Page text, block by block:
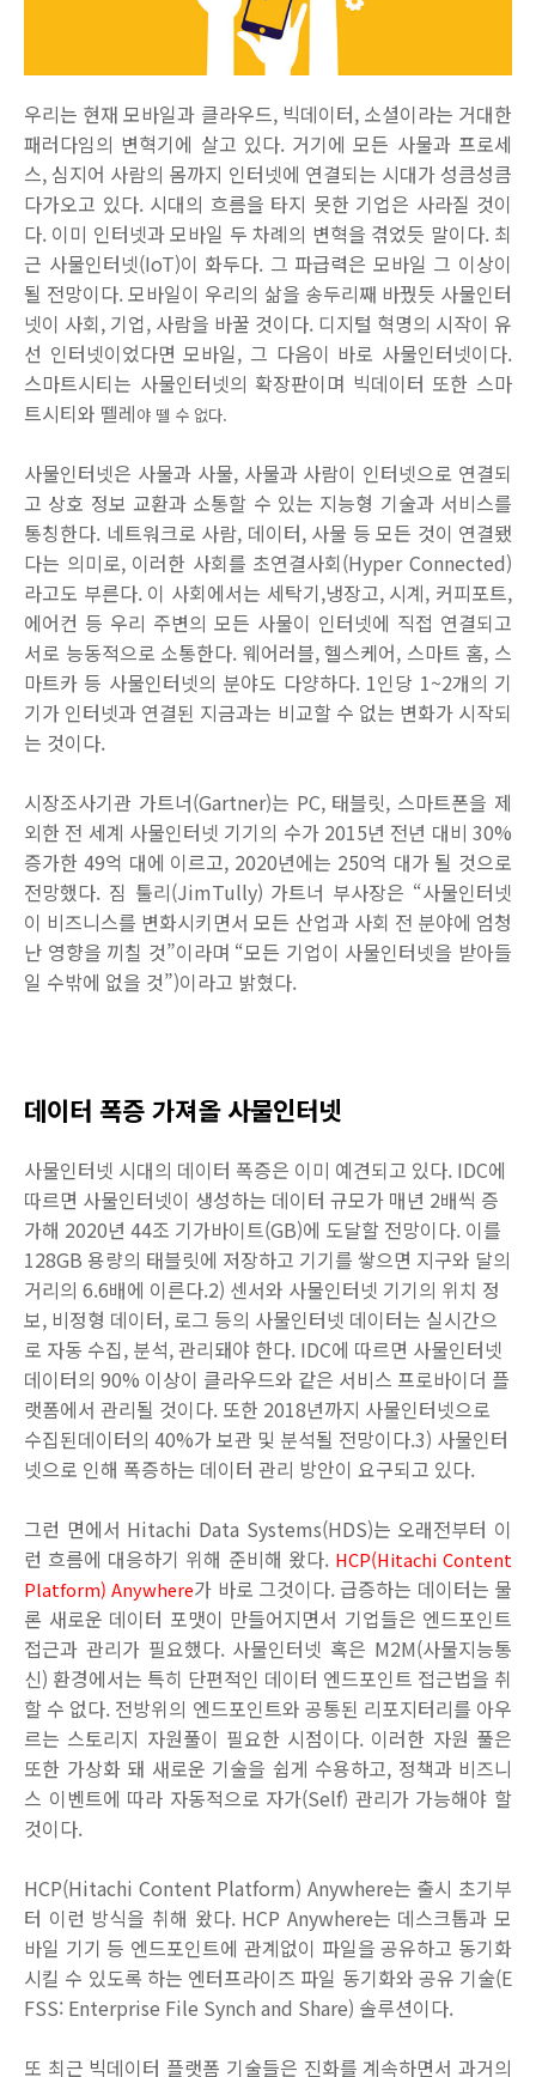
우리는 현재 모바일과 클라우드, 빅데이터, 소셜이라는 거대한
패러다임의 변혁기에 살고 있다. 거기에 모든 사물과 프로세
스, 심지어 사람의 몸까지 인터넷에 연결되는 시대가 성큼성큼
다가오고 있다. 시대의 흐름을 타지 못한 기업은 사라질 것이
다. 이미 인터넷과 모바일 두 차례의 변혁을 겪었듯 말이다. 최
근 사물인터넷(IoT)이 화두다. 그 파급력은 모바일 그 이상이
될 전망이다. 모바일이 우리의 삶을 송두리째 바꿨듯 사물인터
넷이 사회, 기업, 사람을 바꿀 것이다. 디지털 혁명의 시작이 유
선 인터넷이었다면 모바일, 그 다음이 바로 사물인터넷이다.
스마트시티는 사물인터넷의 확장판이며 빅데이터 또한 스마
트시티와 뗄레야 뗄 수 없다.
사물인터넷은 사물과 사물, 사물과 사람이 인터넷으로 연결되
고 상호 정보 교환과 소통할 수 있는 지능형 기술과 서비스를
통칭한다. 네트워크로 사람, 데이터, 사물 등 모든 것이 연결됐
다는 의미로, 이러한 사회를 초연결사회(Hyper Connected)
라고도 부른다. 이 사회에서는 세탁기,냉장고, 시계, 커피포트,
에어컨 등 우리 주변의 모든 사물이 인터넷에 직접 연결되고
서로 능동적으로 소통한다. 웨어러블, 헬스케어, 스마트 홈, 스
마트카 등 사물인터넷의 분야도 다양하다. 1인당 1~2개의 기
기가 인터넷과 연결된 지금과는 비교할 수 없는 변화가 시작되
는 것이다.
시장조사기관 가트너(Gartner)는 PC, 태블릿, 스마트폰을 제
외한 전 세계 사물인터넷 기기의 수가 2015년 전년 대비 30%
증가한 49억 대에 이르고, 2020년에는 250억 대가 될 것으로
전망했다. 짐 툴리(JimTully) 가트너 부사장은 “사물인터넷
이 비즈니스를 변화시키면서 모든 산업과 사회 전 분야에 엄청
난 영향을 끼칠 것”이라며 “모든 기업이 사물인터넷을 받아들
일 수밖에 없을 것”)이라고 밝혔다.
데이터 폭증 가져올 사물인터넷
사물인터넷 시대의 데이터 폭증은 이미 예견되고 있다. IDC에
따르면 사물인터넷이 생성하는 데이터 규모가 매년 2배씩 증
가해 2020년 44조 기가바이트(GB)에 도달할 전망이다. 이를
128GB 용량의 태블릿에 저장하고 기기를 쌓으면 지구와 달의
거리의 6.6배에 이른다.2) 센서와 사물인터넷 기기의 위치 정
보, 비정형 데이터, 로그 등의 사물인터넷 데이터는 실시간으
로 자동 수집, 분석, 관리돼야 한다. IDC에 따르면 사물인터넷
데이터의 90% 이상이 클라우드와 같은 서비스 프로바이더 플
랫폼에서 관리될 것이다. 또한 2018년까지 사물인터넷으로
수집된데이터의 40%가 보관 및 분석될 전망이다.3) 사물인터
넷으로 인해 폭증하는 데이터 관리 방안이 요구되고 있다.
그런 면에서 Hitachi Data Systems(HDS)는 오래전부터 이
런 흐름에 대응하기 위해 준비해 왔다. HCP(Hitachi Content
Platform) Anywhere가 바로 그것이다. 급증하는 데이터는 물
론 새로운 데이터 포맷이 만들어지면서 기업들은 엔드포인트
접근과 관리가 필요했다. 사물인터넷 혹은 M2M(사물지능통
신) 환경에서는 특히 단편적인 데이터 엔드포인트 접근법을 취
할 수 없다. 전방위의 엔드포인트와 공통된 리포지터리를 아우
르는 스토리지 자원풀이 필요한 시점이다. 이러한 자원 풀은
또한 가상화 돼 새로운 기술을 쉽게 수용하고, 정책과 비즈니
스 이벤트에 따라 자동적으로 자가(Self) 관리가 가능해야 할
것이다.
HCP(Hitachi Content Platform) Anywhere는 출시 초기부
터 이런 방식을 취해 왔다. HCP Anywhere는 데스크톱과 모
바일 기기 등 엔드포인트에 관계없이 파일을 공유하고 동기화
시킬 수 있도록 하는 엔터프라이즈 파일 동기화와 공유 기술(E
FSS: Enterprise File Synch and Share) 솔루션이다.
또 최근 빅데이터 플랫폼 기술들은 진화를 계속하면서 과거의